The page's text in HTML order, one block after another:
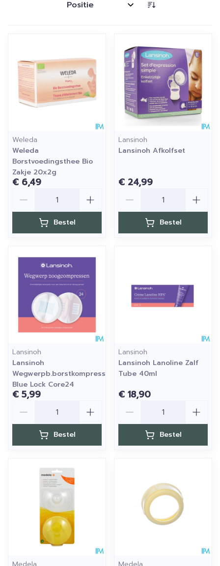
Sorteer op:
Weleda
Weleda
Borstvoedingsthee Bio
Zakje 20x2g
€ 6,49
Bestel
Lansinoh
Lansinoh Afkolfset
€ 24,99
Bestel
Lansinoh
Lansinoh
Wegwerpb.borstkompressen
Blue Lock Core24
€ 5,99
Bestel
Lansinoh
Lansinoh Lanoline Zalf
Tube 40ml
€ 18,90
Bestel